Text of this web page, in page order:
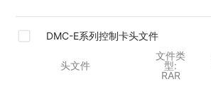
DMC-E系列控制卡头文件
头文件
文件类
型:
RAR